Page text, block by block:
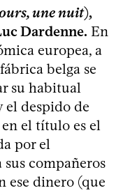
une nuit),
Dardenne. En
europea, a
belga se
su habitual
el despido de
el título es el
por el
compañeros
ese dinero (que